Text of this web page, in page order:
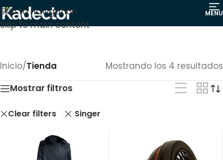
Skip to navigation
Skip to main content
MENU
Inicio/Tienda
Mostrando los 4 resultados
Mostrar filtros
Clear filters Singer